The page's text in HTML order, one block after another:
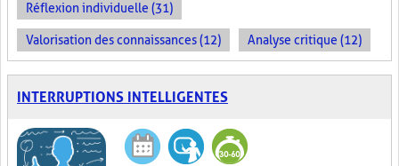
Réflexion individuelle (31)
Valorisation des connaissances (12) Analyse critique (12)
INTERRUPTIONS INTELLIGENTES